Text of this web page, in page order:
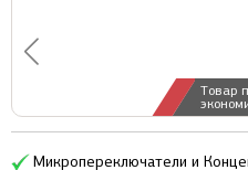
Товар
Микропереключатели и